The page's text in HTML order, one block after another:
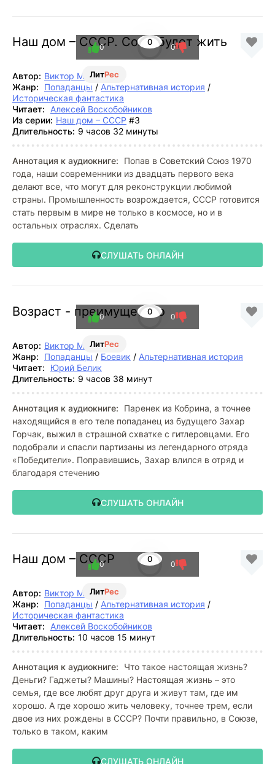
Наш дом – СССР. Союз будет жить
ЛитРес
0
0 0
Автор: Виктор Мишин
Жанр:
Попаданцы / Альтернативная история /
Историческая фантастика
Читает:
Алексей Воскобойников
Из серии: Наш дом – СССР #3
Длительность: 9 часов 32 минуты
Аннотация к аудиокниге:
Попав в Советский Союз 1970
года, наши современники из двадцать первого века
делают все, что могут для реконструкции любимой
страны. Промышленность возрождается, СССР готовится
стать первым в мире не только в космосе, но и в
остальных отраслях. Сделать
СЛУШАТЬ ОНЛАЙН
Возраст - преимущество
ЛитРес
0
0 0
Автор: Виктор Мишин
Жанр:
Попаданцы / Боевик / Альтернативная история
Читает:
Юрий Белик
Длительность: 9 часов 38 минут
Аннотация к аудиокниге:
Паренек из Кобрина, а точнее
находящийся в его теле попаданец из будущего Захар
Горчак, выжил в страшной схватке с гитлеровцами. Его
подобрали и спасли партизаны из легендарного отряда
«Победители». Поправившись, Захар влился в отряд и
благодаря стечению
СЛУШАТЬ ОНЛАЙН
Наш дом – СССР
ЛитРес
0
0 0
Автор: Виктор Мишин
Жанр:
Попаданцы / Альтернативная история /
Историческая фантастика
Читает:
Алексей Воскобойников
Длительность: 10 часов 15 минут
Аннотация к аудиокниге:
Что такое настоящая жизнь?
Деньги? Гаджеты? Машины? Настоящая жизнь – это
семья, где все любят друг друга и живут там, где им
хорошо. А где хорошо жить человеку, точнее трем, если
двое из них рождены в СССР? Почти правильно, в Союзе,
только в таком, каким
СЛУШАТЬ ОНЛАЙН